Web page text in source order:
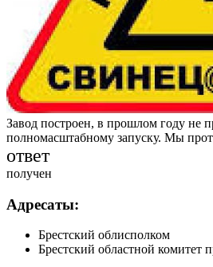
Завод построен, в прошлом году не
полномасштабному запуску. Мы
ответ
получен
Адресаты:
Брестский облисполком
Брестский областной